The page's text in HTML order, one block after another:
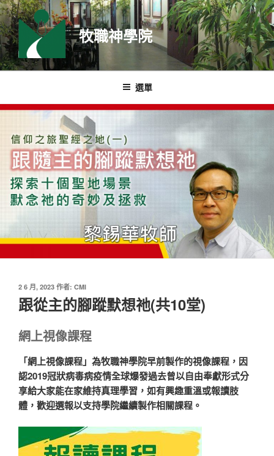
跳
至
主
要
內
牧職神學院
選單
發
佈
於
2 6 月, 2023 作者: CMI
跟從主的腳蹤默想祂(共10堂)
網上視像課程
「網上視像課程」為牧職神學院早前製作的視像課程，因
認2019冠狀病毒病疫情全球爆發過去曾以自由奉獻形式分
享給大家能在家維持真理學習，如有興趣重溫或報讀肢
體，歡迎選報以支持學院繼續製作相關課程。